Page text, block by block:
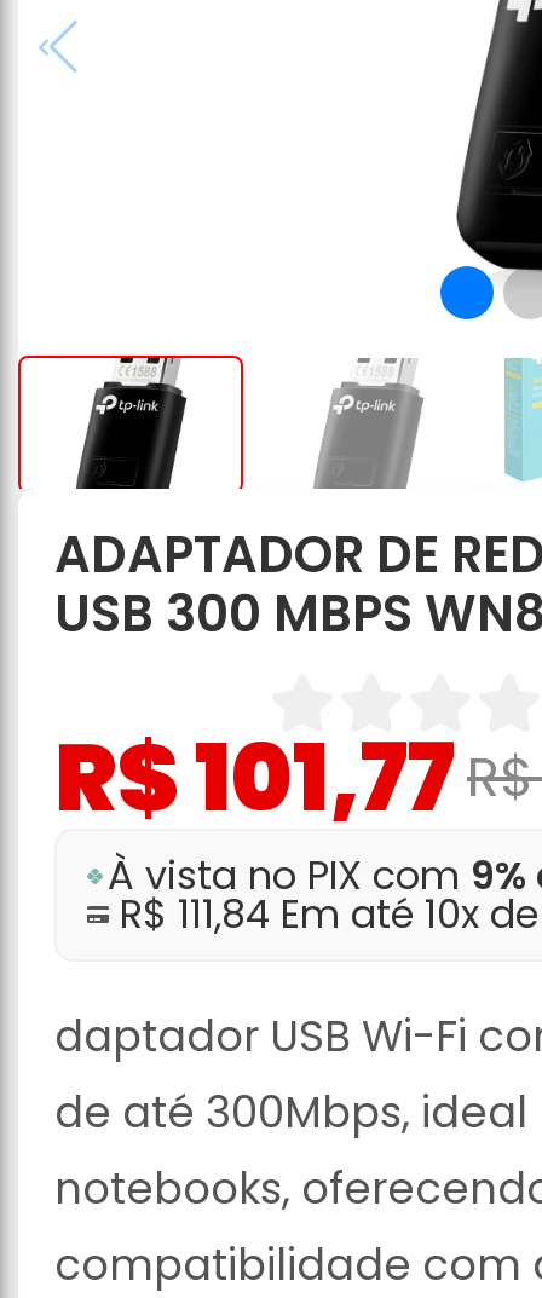
ADAPTADOR DE
USB 300 MBPS
R$ 101,77R$
À vista no PIX com
R$ 111,84 Em até 10x
daptador USB Wi-Fi
de até 300Mbps,
notebooks,
compatibilidade com